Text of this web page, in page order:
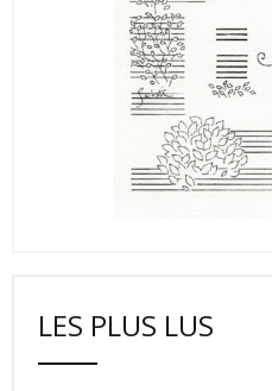
LES PLUS LUS